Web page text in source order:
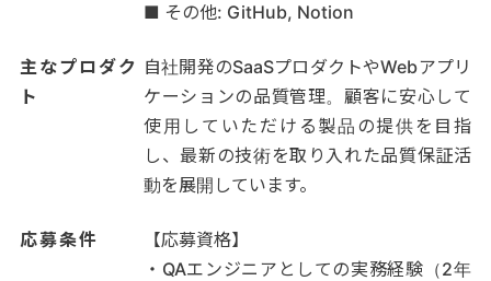
■ その他: GitHub, Notion
主なプロダク
ト
自社開発のSaaSプロダクトやWebアプリ
ケーションの品質管理。顧客に安心して
使用していただける製品の提供を目指
し、最新の技術を取り入れた品質保証活
動を展開しています。
応募条件
【応募資格】
・QAエンジニアとしての実務経験（2年